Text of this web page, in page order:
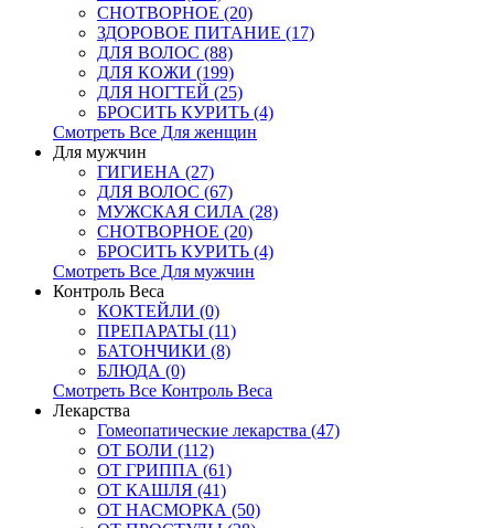
СНОТВОРНОЕ (20)
ЗДОРОВОЕ ПИТАНИЕ (17)
ДЛЯ ВОЛОС (88)
ДЛЯ КОЖИ (199)
ДЛЯ НОГТЕЙ (25)
БРОСИТЬ КУРИТЬ (4)
Смотреть Все Для женщин
Для мужчин
ГИГИЕНА (27)
ДЛЯ ВОЛОС (67)
МУЖСКАЯ СИЛА (28)
СНОТВОРНОЕ (20)
БРОСИТЬ КУРИТЬ (4)
Смотреть Все Для мужчин
Контроль Веса
КОКТЕЙЛИ (0)
ПРЕПАРАТЫ (11)
БАТОНЧИКИ (8)
БЛЮДА (0)
Смотреть Все Контроль Веса
Лекарства
Гомеопатические лекарства (47)
ОТ БОЛИ (112)
ОТ ГРИППА (61)
ОТ КАШЛЯ (41)
ОТ НАСМОРКА (50)